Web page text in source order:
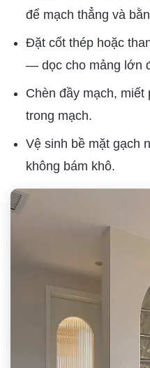
để mạch thẳng và
Đặt cốt thép hoặc
— dọc cho mảng lớn
Chèn đầy mạch, miết
trong mạch.
Vệ sinh bề mặt gạch
không bám khô.